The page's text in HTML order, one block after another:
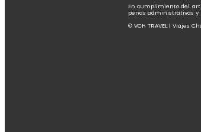
En cumplimiento del
penas administrativas y
© VCH TRAVEL | Viajes